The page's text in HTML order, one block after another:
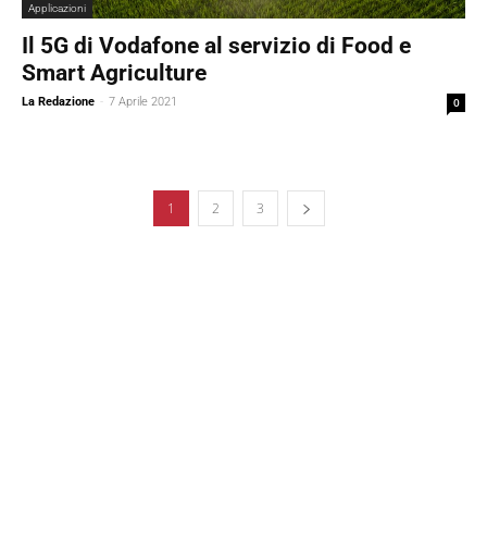
Applicazioni
Il 5G di Vodafone al servizio di Food e
Smart Agriculture
La Redazione - 7 Aprile 2021 0
1 2 3